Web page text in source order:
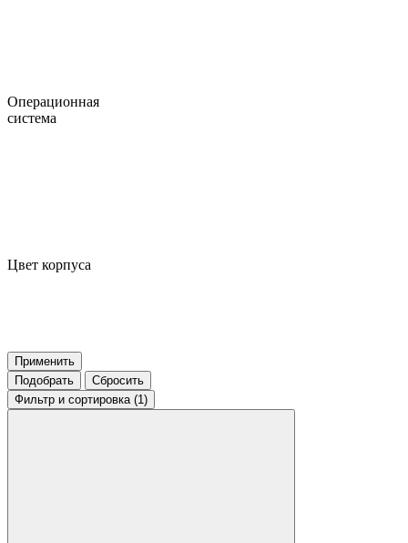
Операционная
система
Цвет корпуса
Применить
Подобрать
Сбросить
Фильтр и сортировка (1)